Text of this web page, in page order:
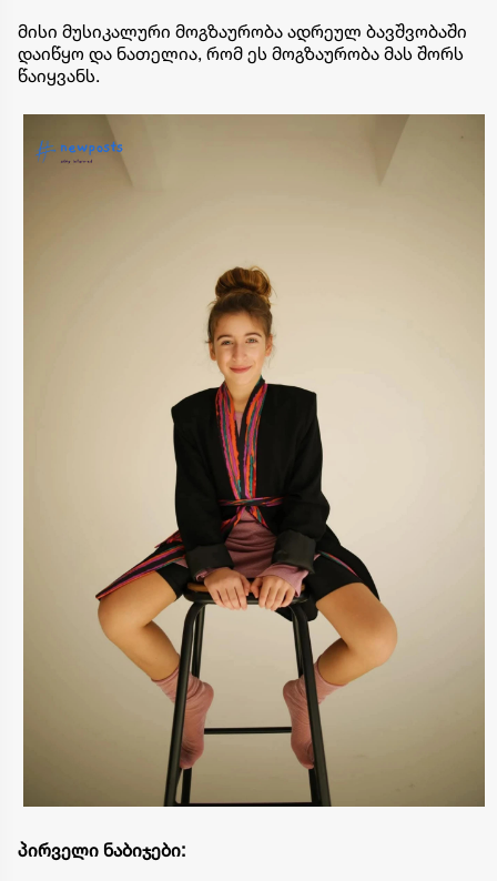
მისი მუსიკალური მოგზაურობა ადრეულ ბავშვობაში
დაიწყო და ნათელია, რომ ეს მოგზაურობა მას შორს
წაიყვანს. ​
პირველი ნაბიჯები: